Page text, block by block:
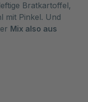
Bratkartoffel,
mit Pinkel. Und
Mix also aus